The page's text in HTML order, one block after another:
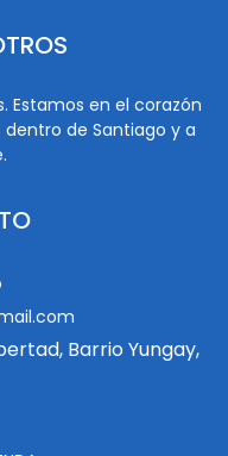
Estamos en el corazón
dentro de Santiago y a
Barrio Yungay,